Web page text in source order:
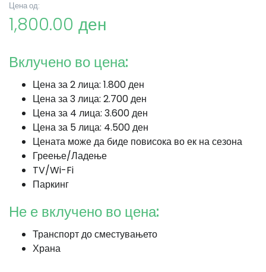
Цена од:
1,800.00 ден
Вклучено во цена:
Цена за 2 лица: 1.800 ден
Цена за 3 лица: 2.700 ден
Цена за 4 лица: 3.600 ден
Цена за 5 лица: 4.500 ден
Цената може да биде повисока во ек на сезона
Греење/Ладење
TV/Wi-Fi
Паркинг
Не е вклучено во цена:
Транспорт до сместувањето
Храна